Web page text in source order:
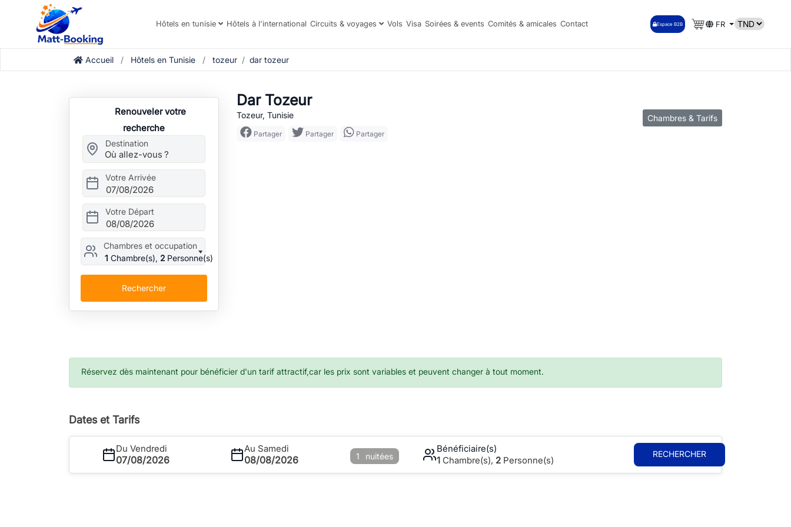
Hôtels en tunisie Hôtels à l'international Circuits & voyages Vols Visa Soirées & events Comités & amicales Contact Espace B2B FR
Accueil Hôtels en Tunisie tozeur dar tozeur
Renouveler votre
recherche
Destination
Votre Arrivée
07/08/2026
Votre Départ
08/08/2026
Chambres et occupation
1 Chambre(s), 2 Personne(s)
Rechercher
Dar Tozeur
Tozeur, Tunisie
Partager Partager Partager
Chambres & Tarifs
Réservez dès maintenant pour bénéficier d'un tarif attractif,car les prix sont variables et peuvent changer à tout moment.
Dates et Tarifs
Du Vendredi
07/08/2026
Au Samedi
08/08/2026 1 nuitées
Bénéficiaire(s)
1Chambre(s), 2 Personne(s)
RECHERCHER